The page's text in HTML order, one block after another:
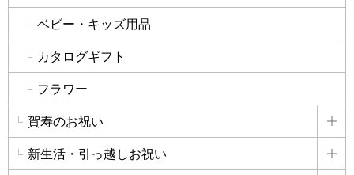
ベビー・キッズ用品
カタログギフト
フラワー
賀寿のお祝い
詳
新生活・引っ越しお祝い
詳